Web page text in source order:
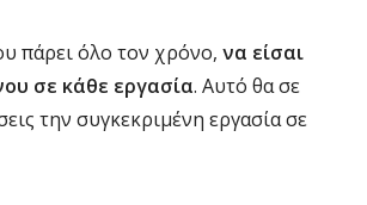
πάρει όλο τον χρόνο, να είσαι
σε κάθε εργασία. Αυτό θα σε
την συγκεκριμένη εργασία σε